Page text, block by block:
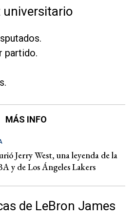
universitario
partido.
MÁS INFO
Jerry West, una leyenda de la
y de Los Ángeles Lakers
de LeBron James